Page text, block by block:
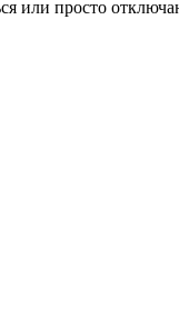
или просто